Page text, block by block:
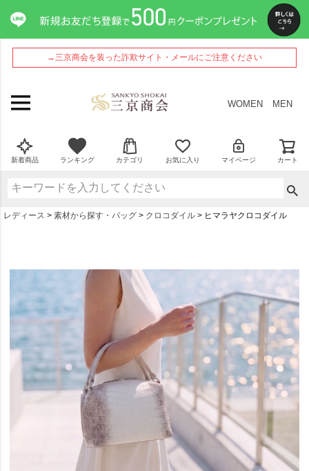
→三京商会を装った詐欺サイト・メールにご注意ください
WOMEN MEN
新着商品 ランキング カテゴリ お気に入り マイページ カート
レディース 素材から探す・バッグ クロコダイル ヒマラヤクロコダイル